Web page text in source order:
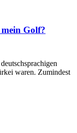
Golf?
waren. Zumindest